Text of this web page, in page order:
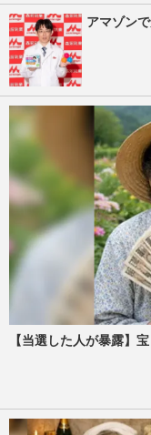
アマゾン
【当選した人が暴露】